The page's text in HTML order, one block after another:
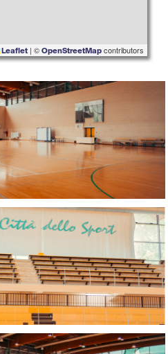
Leaflet | © OpenStreetMap contributors